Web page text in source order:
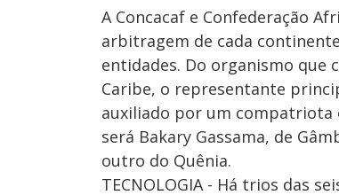
A Concacaf e Confederação
arbitragem de cada
entidades. Do organismo que
Caribe, o representante
auxiliado por um compatriota
será Bakary Gassama, de
outro do Quênia.
TECNOLOGIA - Há trios das